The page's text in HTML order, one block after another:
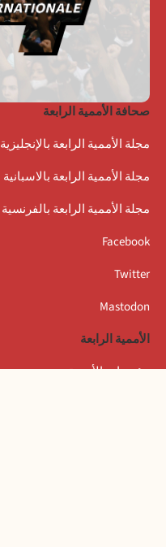
صحافة الأممية الرابعة
مجلة الأممية الرابعة بالإنجليزية
مجلة الأممية الرابعة بالاسبانية
مجلة الأممية الرابعة بالفرنسية
Facebook
Twitter
Mastodon
الأممية الرابعة
مؤتمرات الأممية